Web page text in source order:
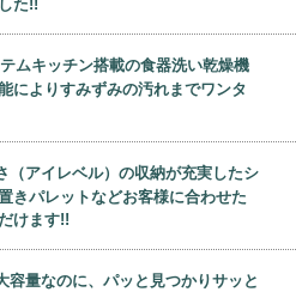
た!!
ムキッチン搭載の食器洗い乾燥機
によりすみずみの汚れまでワンタ
（アイレベル）の収納が充実したシ
きパレットなどお客様に合わせた
けます!!
容量なのに、パッと見つかりサッと